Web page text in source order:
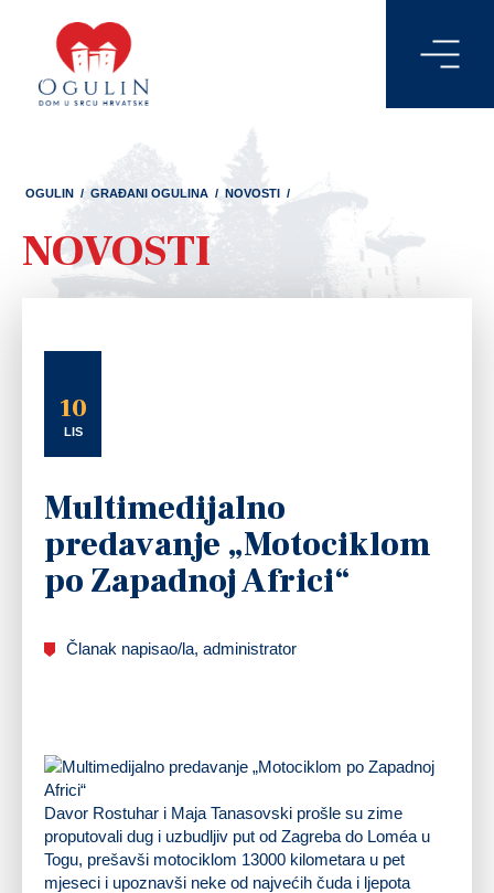
OGULIN / GRAĐANI OGULINA / NOVOSTI /
NOVOSTI
10
LIS
Multimedijalno
predavanje „Motociklom
po Zapadnoj Africi“
Članak napisao/la, administrator
Davor Rostuhar i Maja Tanasovski prošle su zime
proputovali dug i uzbudljiv put od Zagreba do Loméa u
Togu, prešavši motociklom 13000 kilometara u pet
mjeseci i upoznavši neke od najvećih čuda i ljepota